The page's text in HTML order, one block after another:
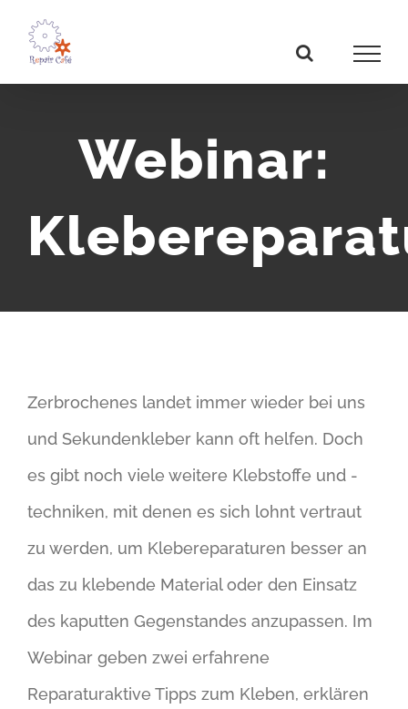
Inhalt
springen
Webinar:
Zerbrochenes landet immer wieder bei uns
und Sekundenkleber kann oft helfen. Doch
es gibt noch viele weitere Klebstoffe und -
techniken, mit denen es sich lohnt vertraut
zu werden, um Klebereparaturen besser an
das zu klebende Material oder den Einsatz
des kaputten Gegenstandes anzupassen. Im
Webinar geben zwei erfahrene
Reparaturaktive Tipps zum Kleben, erklären